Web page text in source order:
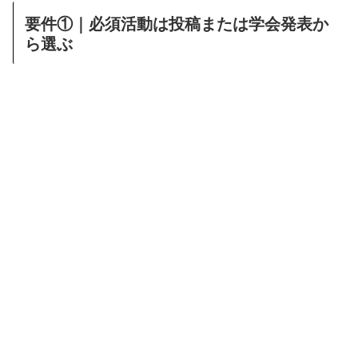
要件①｜必須活動は投稿または学会発表か
ら選ぶ